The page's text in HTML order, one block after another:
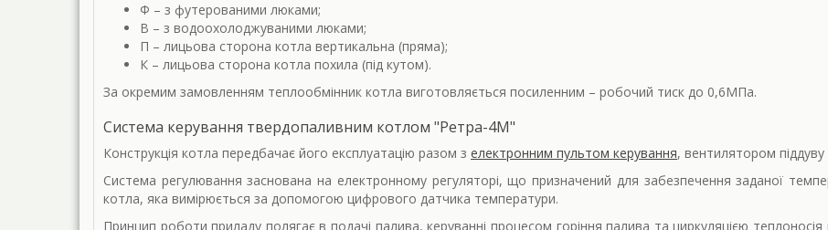
Ф – з футерованими люками;
В – з водоохолоджуваними люками;
П – лицьова сторона котла вертикальна (пряма);
К – лицьова сторона котла похила (під кутом).
За окремим замовленням теплообмінник котла виготовляється посиленним – робочий тиск до 0,6МПа.
Система керування твердопаливним котлом "Ретра-4М"
Конструкція котла передбачає його експлуатацію разом з електронним пультом керування, вентилятором
Система регулювання заснована на електронному регуляторі, що призначений для забезпечення заданої
котла, яка вимірюється за допомогою цифрового датчика температури.
Принцип роботи приладу полягає в подачі палива, керуванні процесом горіння палива та циркуляцією